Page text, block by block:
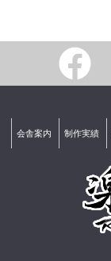
会舎案内 制作実績